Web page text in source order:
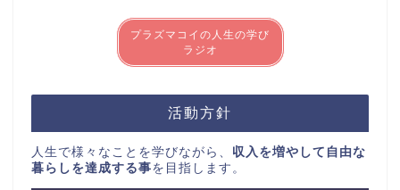
プラズマコイの人生の学び
ラジオ
活動方針
人生で様々なことを学びながら、 収入を増やして自由な
暮らしを達成する事を目指します。